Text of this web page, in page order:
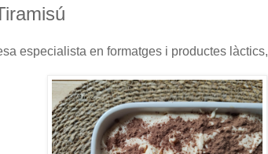
especialista en formatges i productes làctics,